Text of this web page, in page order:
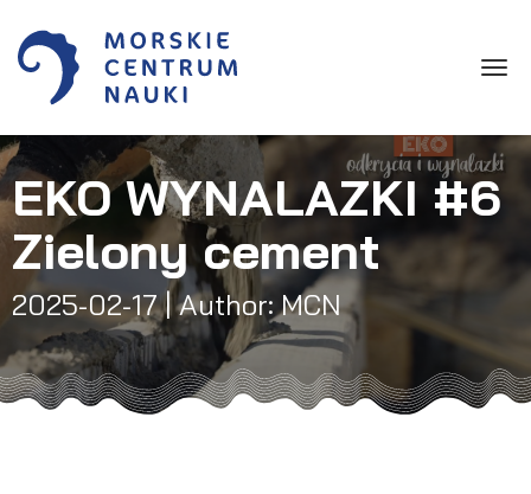
EKO WYNALAZKI #6
Zielony cement
2025-02-17| Author: MCN